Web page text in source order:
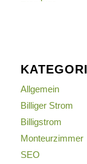
Allgemein
Billiger Strom
Billigstrom
Monteurzimmer
SEO